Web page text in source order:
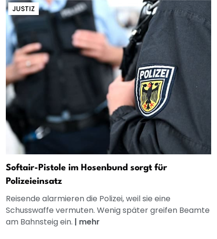
JUSTIZ
Softair-Pistole im Hosenbund sorgt für
Polizeieinsatz
Reisende alarmieren die Polizei, weil sie eine
Schusswaffe vermuten. Wenig später greifen Beamte
am Bahnsteig ein. | mehr